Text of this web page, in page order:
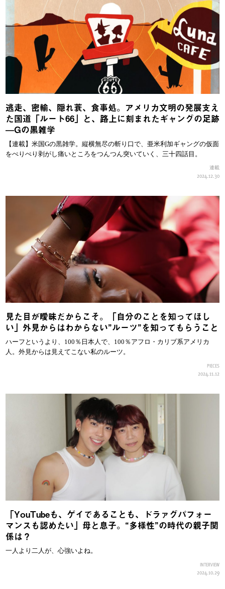
逃走、密輸、隠れ蓑、食事処。アメリカ文明の発展支え
た国道「ルート66」と、路上に刻まれたギャングの足跡
—Gの黒雑学
【連載】米国Gの黒雑学。縦横無尽の斬り口で、亜米利加ギャングの仮面
をぺりぺり剥がし痛いところをつんつん突いていく、三十四話目。
連載
2024.12.30
見た目が曖昧だからこそ。「自分のことを知ってほし
い」外見からはわからない”ルーツ”を知ってもらうこと
ハーフというより、100％日本人で、100％アフロ・カリブ系アメリカ
人。外見からは見えてこない私のルーツ。
PIECES
2024.11.12
「YouTubeも、ゲイであることも、ドラァグパフォー
マンスも認めたい」母と息子。“多様性”の時代の親子関
係は？
一人より二人が、心強いよね。
INTERVIEW
2024.10.29